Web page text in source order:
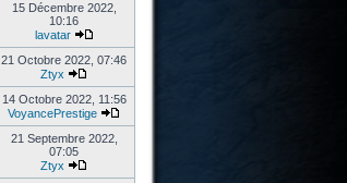
15 Décembre 2022,
10:16
lavatar
21 Octobre 2022, 07:46
Ztyx
14 Octobre 2022, 11:56
VoyancePrestige
21 Septembre 2022,
07:05
Ztyx